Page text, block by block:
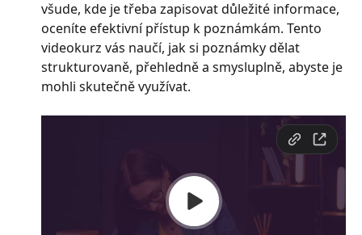
všude, kde je třeba zapisovat důležité informace,
oceníte efektivní přístup k poznámkám. Tento
videokurz vás naučí, jak si poznámky dělat
strukturovaně, přehledně a smysluplně, abyste je
mohli skutečně využívat.